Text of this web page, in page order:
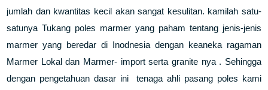
jumlah dan kwantitas kecil akan sangat kesulitan. kamilah satu-
satunya Tukang poles marmer yang paham tentang jenis-jenis
marmer yang beredar di Inodnesia dengan keaneka ragaman
Marmer Lokal dan Marmer- import serta granite nya . Sehingga
dengan pengetahuan dasar ini tenaga ahli pasang poles kami